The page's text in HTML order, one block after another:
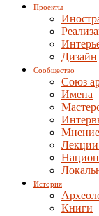
Проекты
Дизайн
Сообщество
Союз
Имена
Мнение
История
Книги